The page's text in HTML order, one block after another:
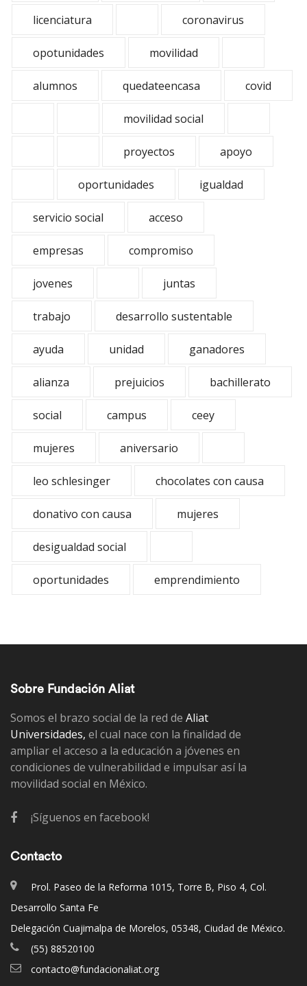
licenciatura coronavirus
opotunidades movilidad
alumnos quedateencasa covid
movilidad social
proyectos apoyo
oportunidades igualdad
servicio social acceso
empresas compromiso
jovenes juntas
trabajo desarrollo sustentable
ayuda unidad ganadores
alianza prejuicios bachillerato
social campus ceey
mujeres aniversario
leo schlesinger chocolates con causa
donativo con causa mujeres
desigualdad social
oportunidades emprendimiento
Sobre Fundación Aliat
Somos el brazo social de la red de Aliat
Universidades, el cual nace con la finalidad de
ampliar el acceso a la educación a jóvenes en
condiciones de vulnerabilidad e impulsar así la
movilidad social en México.
¡Síguenos en facebook!
Contacto
Prol. Paseo de la Reforma 1015, Torre B, Piso 4, Col.
Desarrollo Santa Fe
Delegación Cuajimalpa de Morelos, 05348, Ciudad de México.
(55) 88520100
contacto@fundacionaliat.org